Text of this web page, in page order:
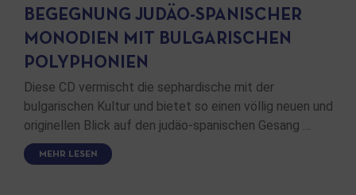
BEGEGNUNG JUDÄO-SPANISCHER
MONODIEN MIT BULGARISCHEN
POLYPHONIEN
Diese CD vermischt die sephardische mit der
bulgarischen Kultur und bietet so einen völlig neuen und
originellen Blick auf den judäo-spanischen Gesang …
MEHR LESEN